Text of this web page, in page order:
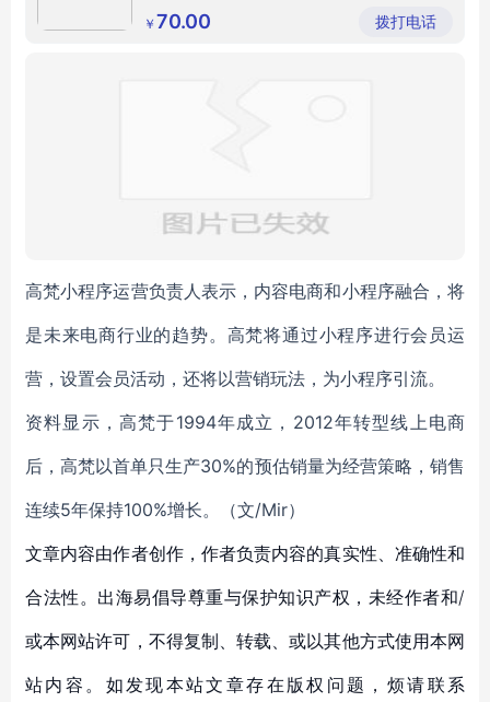
保安春秋制服厂商
2011式保安制服套装图片厂家电话
州）有限
公司
￥ 70.00 拨打电话
高梵小程序运营负责人表示，内容电商和小程序融合，将
是未来电商行业的趋势。高梵将通过小程序进行会员运
营，设置会员活动，还将以营销玩法，为小程序引流。
资料显示，高梵于1994年成立，2012年转型线上电商
后，高梵以首单只生产30%的预估销量为经营策略，销售
连续5年保持100%增长。（文/Mir）
文章内容由作者创作，作者负责内容的真实性、准确性和
合法性。出海易倡导尊重与保护知识产权，未经作者和/
或本网站许可，不得复制、转载、或以其他方式使用本网
站内容。如发现本站文章存在版权问题，烦请联系